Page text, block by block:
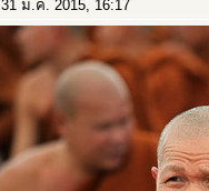
31 ม.ค. 2015, 16:17